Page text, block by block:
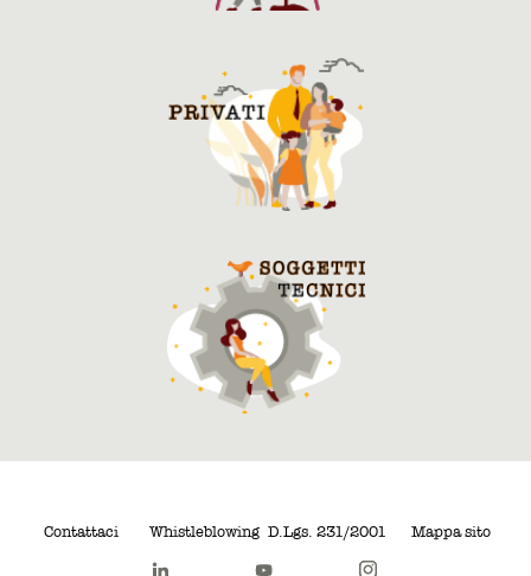
Contattaci Whistleblowing D.Lgs. 231/2001 Mappa sito